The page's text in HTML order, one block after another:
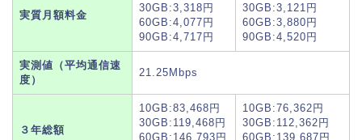
実質月額料金
30GB:3,318円
60GB:4,077円
90GB:4,717円
30GB:3,121円
60GB:3,880円
90GB:4,520円
実測値（平均通信速
度）
21.25Mbps
３年総額
10GB:83,468円
30GB:119,468円
60GB:146,793円
10GB:76,362円
30GB:112,362円
60GB:139,687円